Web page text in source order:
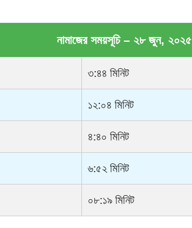
নামাজের সময়সূচি – ২৮ জুন, ২০২৫
৩:৪৪ মিনিট
১২:০৪ মিনিট
৪:৪০ মিনিট
৬:৫২ মিনিট
০৮:১৯ মিনিট